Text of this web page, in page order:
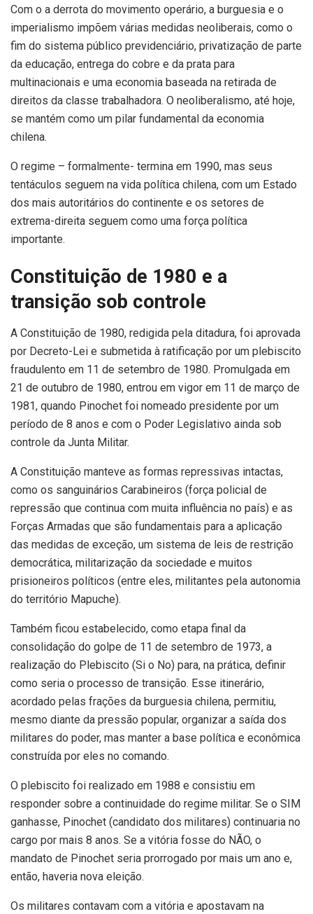
Com o a derrota do movimento operário, a burguesia e o
imperialismo impõem várias medidas neoliberais, como o
fim do sistema público previdenciário, privatização de parte
da educação, entrega do cobre e da prata para
multinacionais e uma economia baseada na retirada de
direitos da classe trabalhadora. O neoliberalismo, até hoje,
se mantém como um pilar fundamental da economia
chilena.
O regime – formalmente- termina em 1990, mas seus
tentáculos seguem na vida política chilena, com um Estado
dos mais autoritários do continente e os setores de
extrema-direita seguem como uma força política
importante.
Constituição de 1980 e a
transição sob controle
A Constituição de 1980, redigida pela ditadura, foi aprovada
por Decreto-Lei e submetida à ratificação por um plebiscito
fraudulento em 11 de setembro de 1980. Promulgada em
21 de outubro de 1980, entrou em vigor em 11 de março de
1981, quando Pinochet foi nomeado presidente por um
período de 8 anos e com o Poder Legislativo ainda sob
controle da Junta Militar.
A Constituição manteve as formas repressivas intactas,
como os sanguinários Carabineiros (força policial de
repressão que continua com muita influência no país) e as
Forças Armadas que são fundamentais para a aplicação
das medidas de exceção, um sistema de leis de restrição
democrática, militarização da sociedade e muitos
prisioneiros políticos (entre eles, militantes pela autonomia
do território Mapuche).
Também ficou estabelecido, como etapa final da
consolidação do golpe de 11 de setembro de 1973, a
realização do Plebiscito (Si o No) para, na prática, definir
como seria o processo de transição. Esse itinerário,
acordado pelas frações da burguesia chilena, permitiu,
mesmo diante da pressão popular, organizar a saída dos
militares do poder, mas manter a base política e econômica
construída por eles no comando.
O plebiscito foi realizado em 1988 e consistiu em
responder sobre a continuidade do regime militar. Se o SIM
ganhasse, Pinochet (candidato dos militares) continuaria no
cargo por mais 8 anos. Se a vitória fosse do NÃO, o
mandato de Pinochet seria prorrogado por mais um ano e,
então, haveria nova eleição.
Os militares contavam com a vitória e apostavam na